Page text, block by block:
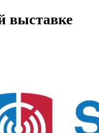
выставке